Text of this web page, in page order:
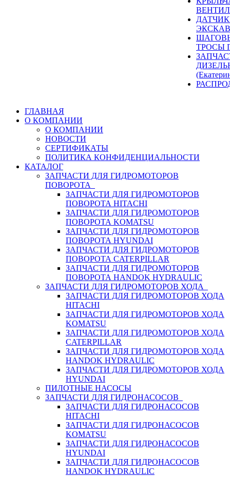
ТРОСЫ
ГЛАВНАЯ
О КОМПАНИИ
О КОМПАНИИ
НОВОСТИ
СЕРТИФИКАТЫ
ПОЛИТИКА КОНФИДЕНЦИАЛЬНОСТИ
КАТАЛОГ
ЗАПЧАСТИ ДЛЯ ГИДРОМОТОРОВ
ПОВОРОТА
ЗАПЧАСТИ ДЛЯ ГИДРОМОТОРОВ
ПОВОРОТА HITACHI
ЗАПЧАСТИ ДЛЯ ГИДРОМОТОРОВ
ПОВОРОТА KOMATSU
ЗАПЧАСТИ ДЛЯ ГИДРОМОТОРОВ
ПОВОРОТА HYUNDAI
ЗАПЧАСТИ ДЛЯ ГИДРОМОТОРОВ
ПОВОРОТА CATERPILLAR
ЗАПЧАСТИ ДЛЯ ГИДРОМОТОРОВ
ПОВОРОТА HANDOK HYDRAULIC
ЗАПЧАСТИ ДЛЯ ГИДРОМОТОРОВ ХОДА
ЗАПЧАСТИ ДЛЯ ГИДРОМОТОРОВ ХОДА
HITACHI
ЗАПЧАСТИ ДЛЯ ГИДРОМОТОРОВ ХОДА
KOMATSU
ЗАПЧАСТИ ДЛЯ ГИДРОМОТОРОВ ХОДА
CATERPILLAR
ЗАПЧАСТИ ДЛЯ ГИДРОМОТОРОВ ХОДА
HANDOK HYDRAULIC
ЗАПЧАСТИ ДЛЯ ГИДРОМОТОРОВ ХОДА
HYUNDAI
ПИЛОТНЫЕ НАСОСЫ
ЗАПЧАСТИ ДЛЯ ГИДРОНАСОСОВ
ЗАПЧАСТИ ДЛЯ ГИДРОНАСОСОВ
HITACHI
ЗАПЧАСТИ ДЛЯ ГИДРОНАСОСОВ
KOMATSU
ЗАПЧАСТИ ДЛЯ ГИДРОНАСОСОВ
HYUNDAI
ЗАПЧАСТИ ДЛЯ ГИДРОНАСОСОВ
HANDOK HYDRAULIC